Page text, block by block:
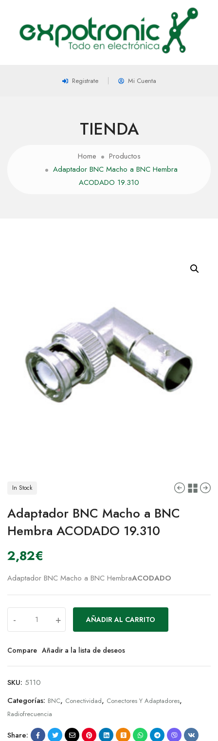
Registrate Mi Cuenta
TIENDA
Home
Productos
Adaptador BNC Macho a BNC Hembra
ACODADO 19.310
In Stock
Adaptador BNC Macho a BNC
Hembra ACODADO 19.310
2,82€
Adaptador BNC Macho a BNC HembraACODADO
- + AÑADIR AL CARRITO
Compare Añadir a la lista de deseos
SKU: 5110
Categorías: BNC, Conectividad, Conectores Y Adaptadores,
Radiofrecuencia
Share: